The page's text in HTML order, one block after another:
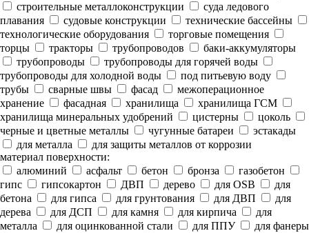
строительные металлоконструкции
суда ледового
плавания
судовые конструкции
технические бассейны
технологические оборудования
торговые помещения
торцы
тракторы трубопроводов
баки-аккумуляторы
трубопроводы
трубопроводы для горячей воды
трубопроводы для холодной воды
под питьевую воду
трубы
сварные швы фасад
межоперационное
хранение
фасадная хранилища
хранилища ГСМ
хранилища минеральных удобрений
цистерны
цоколь
черные и цветные металлы
чугунные батареи
эстакады
для металла
для защиты металлов от коррозии
материал поверхности:
алюминий
асфальт бетон бронза
газобетон
гипс
гипсокартон ДВП дерево для OSB
для
бетона
для гипса для грунтования для ДВП
для
дерева
для ДСП для камня для кирпича
для
металла
для оцинкованной стали для ППУ
для фанеры